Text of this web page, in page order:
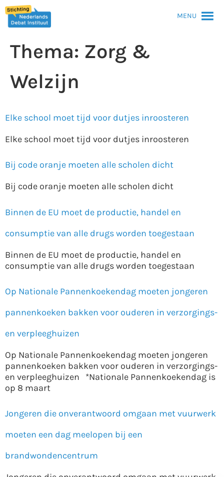
MENU
Thema: Zorg &
Welzijn
Elke school moet tijd voor dutjes inroosteren
Elke school moet tijd voor dutjes inroosteren
Bij code oranje moeten alle scholen dicht
Bij code oranje moeten alle scholen dicht
Binnen de EU moet de productie, handel en
consumptie van alle drugs worden toegestaan
Binnen de EU moet de productie, handel en
consumptie van alle drugs worden toegestaan
Op Nationale Pannenkoekendag moeten jongeren
pannenkoeken bakken voor ouderen in verzorgings-
en verpleeghuizen
Op Nationale Pannenkoekendag moeten jongeren
pannenkoeken bakken voor ouderen in verzorgings-
en verpleeghuizen *Nationale Pannenkoekendag is
op 8 maart
Jongeren die onverantwoord omgaan met vuurwerk
moeten een dag meelopen bij een
brandwondencentrum